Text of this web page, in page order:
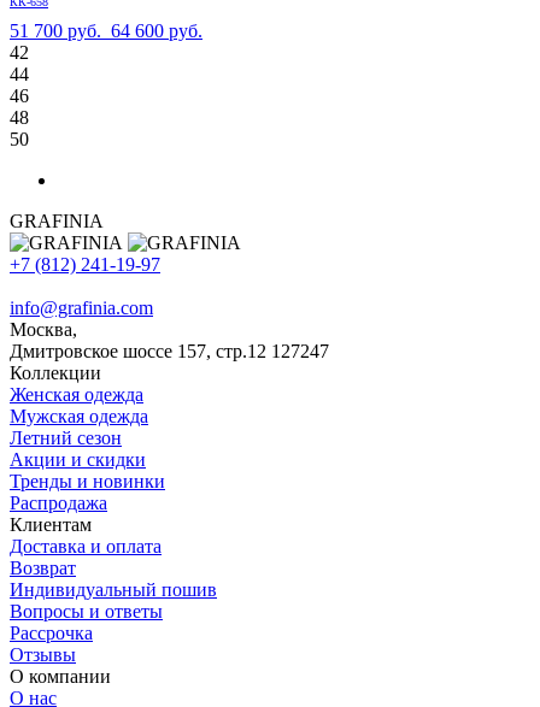
51 700 руб. 64 600 руб.
42
44
46
48
50
GRAFINIA
+7 (812) 241-19-97
info@grafinia.com
Москва,
Дмитровское шоссе 157, стр.12 127247
Коллекции
Женская одежда
Мужская одежда
Летний сезон
Акции и скидки
Тренды и новинки
Распродажа
Клиентам
Доставка и оплата
Возврат
Индивидуальный пошив
Вопросы и ответы
Рассрочка
Отзывы
О компании
О нас